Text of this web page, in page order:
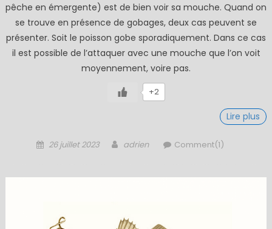
pêche en émergente) est de bien voir sa mouche. Quand on
se trouve en présence de gobages, deux cas peuvent se
présenter. Soit le poisson gobe sporadiquement. Dans ce cas
il est possible de l’attaquer avec une mouche que l’on voit
moyennement, voire pas.
+2
Lire plus
Posted
26 juillet 2023 Author
adrien Comment(1)